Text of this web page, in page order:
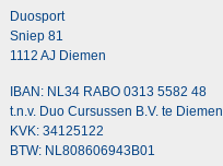
Duosport
Sniep 81
1112 AJ Diemen
IBAN: NL34 RABO 0313 5582 48
t.n.v. Duo Cursussen B.V. te Diemen
KVK: 34125122
BTW: NL808606943B01